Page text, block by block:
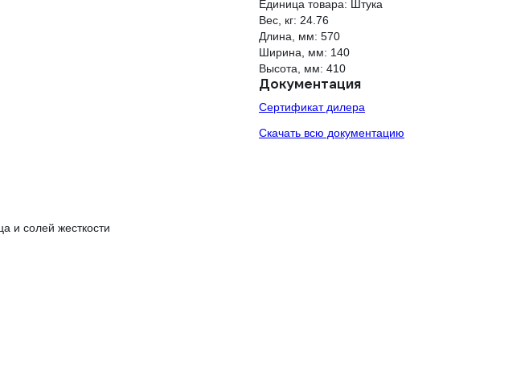
и солей жесткости
Единица товара: Штука
Вес, кг: 24.76
Длина, мм: 570
Ширина, мм: 140
Высота, мм: 410
Документация
Сертификат дилера
Скачать всю документацию